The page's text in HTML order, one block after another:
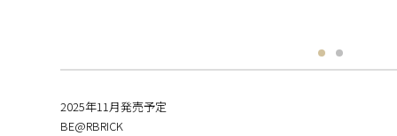
2025年11月発売予定
BE@RBRICK